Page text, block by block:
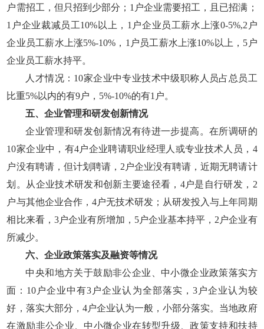
户需招工，但只招到少部分；1户企业需要招工，且已招满；
1户企业裁减员工10%以上，1户企业员工薪水上涨0-5%,2户
企业员工薪水上涨5%-10%，1户员工薪水上涨10%以上，5户
企业员工薪水持平。
人才情况：10家企业中专业技术中级职称人员占总员工
比重5%以内的有9户，5%-10%的有1户。
五、企业管理和研发创新情况
企业管理和研发创新情况有待进一步提高。在所调研的
10家企业中，有4户企业聘请职业经理人或专业技术人员，4
户没有聘请，但计划聘请，2户企业没有聘请，近期无聘请计
划。从企业技术研发和创新主要途径看，4户是自行研发，2
户与其他企业合作，4户无技术研发；从研发投入与上年同期
相比来看，3户企业有所增加，5户企业基本持平，2户企业有
所减少。
六、企业政策落实及融资等情况
中央和地方关于鼓励非公企业、中小微企业政策落实方
面：10户企业中有3户企业认为全部落实，3户企业认为较
好，落实大部分，4户企业认为一般，小部分落实。当地政府
在激励非公企业、中小微企业在转型升级、政策支持和扶持